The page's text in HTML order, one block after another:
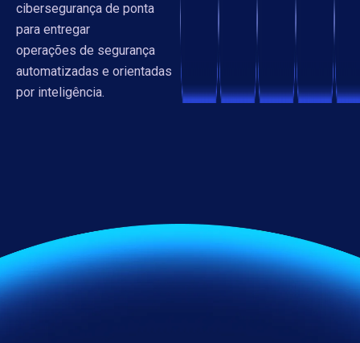
cibersegurança de ponta
para entregar
operações de segurança
automatizadas e orientadas
por inteligência.